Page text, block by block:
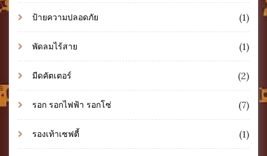
ป้ายความปลอดภัย (1)
พัดลมไร้สาย (1)
มีดคัตเตอร์ (2)
รอก รอกไฟฟ้า รอกโซ่ (7)
รองเท้าเซฟตี้ (1)